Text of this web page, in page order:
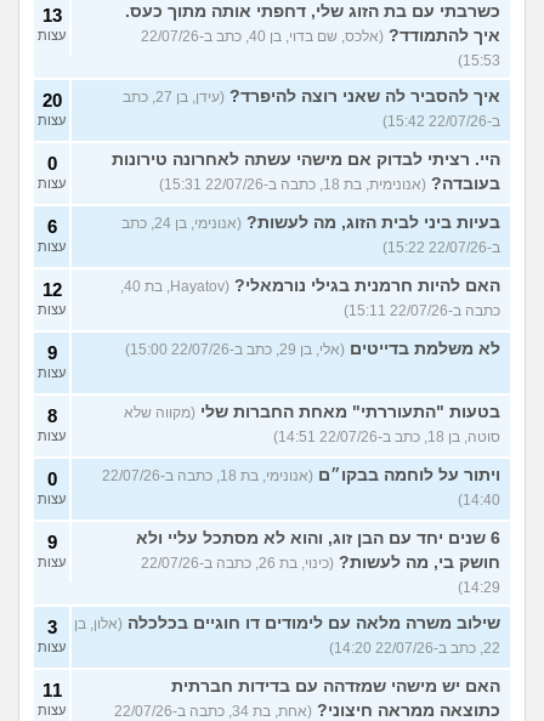
כשרבתי עם בת הזוג שלי, דחפתי אותה מתוך כעס.
איך להתמודד?
(אלכס, שם בדוי, בן 40, כתב ב-22/07/26
15:53)
13
עצות
איך להסביר לה שאני רוצה להיפרד?
(עידן, בן 27, כתב
ב-22/07/26 15:42)
20
עצות
היי. רציתי לבדוק אם מישהי עשתה לאחרונה טירונות
בעובדה? (אנונימית, בת 18, כתבה ב-22/07/26 15:31)
0
עצות
בעיות ביני לבית הזוג, מה לעשות?
(אנונימי, בן 24, כתב
ב-22/07/26 15:22)
6
עצות
האם להיות חרמנית בגילי נורמאלי?
כתבה ב-22/07/26 15:11)
12
עצות
לא משלמת בדייטים (אלי, בן 29, כתב ב-22/07/26 15:00) 9
עצות
בטעות "התעוררתי" מאחת החברות שלי (מקווה שלא
סוטה, בן 18, כתב ב-22/07/26 14:51)
8
עצות
ויתור על לוחמה בבקו״ם
(אנונימי, בת 18, כתבה ב-22/07/26
14:40)
0
עצות
6 שנים יחד עם הבן זוג, והוא לא מסתכל עליי ולא
חושק בי, מה לעשות?
(כינוי, בת 26, כתבה ב-22/07/26
14:29)
9
עצות
שילוב משרה מלאה עם לימודים דו חוגיים בכלכלה (אלון, בן
22, כתב ב-22/07/26 14:20)
3
עצות
האם יש מישהי שמזדהה עם בדידות חברתית
כתוצאה ממראה חיצוני?
(אחת, בת 34, כתבה ב-22/07/26
11
עצות